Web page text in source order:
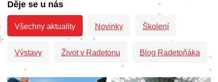
Děje se u nás
Všechny aktuality Novinky Školení
Výstavy Život v Radetonu Blog Radetoňáka